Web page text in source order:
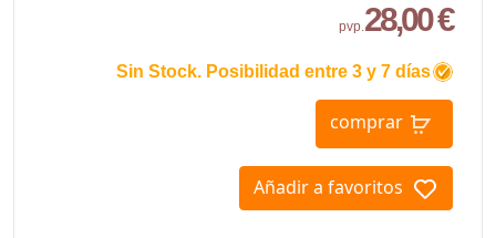
pvp.28,00 €
Sin Stock. Posibilidad entre 3 y 7 días
comprar
Añadir a favoritos